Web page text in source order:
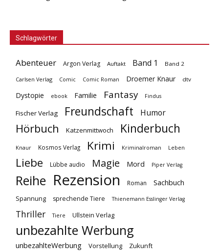
Schlagwörter
Abenteuer Argon Verlag Auftakt Band 1 Band 2
Carlsen Verlag Comic Comic Roman Droemer Knaur dtv
Dystopie ebook Familie Fantasy Findus
Fischer Verlag Freundschaft Humor
Hörbuch Katzenmittwoch Kinderbuch
Knaur Kosmos Verlag Krimi Kriminalroman Leben
Liebe Lübbe audio Magie Mord Piper Verlag
Reihe Rezension Roman Sachbuch
Spannung sprechende Tiere Thienemann Esslinger Verlag
Thriller Tiere Ullstein Verlag
unbezahlte Werbung
unbezahlteWerbung Vorstellung Zukunft